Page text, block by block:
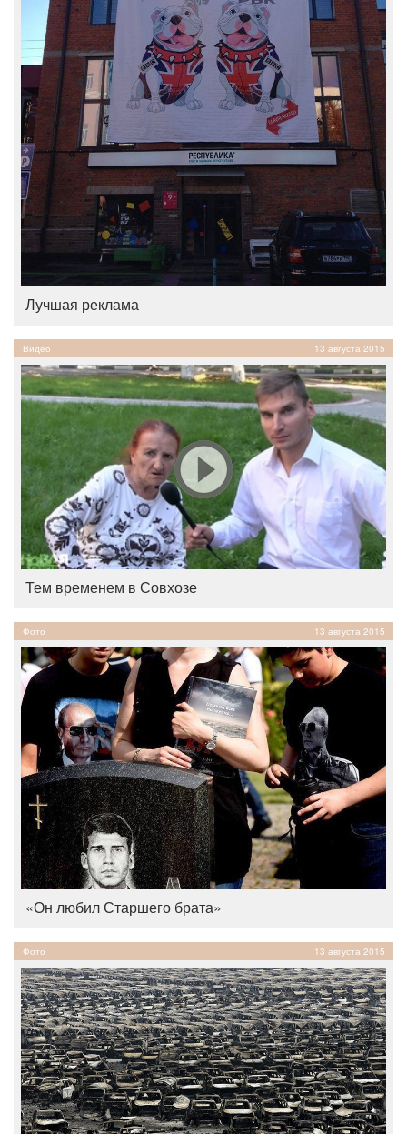
Лучшая реклама
Видео 13 августа 2015
Тем временем в Совхозе
Фото 13 августа 2015
«Он любил Старшего брата»
Фото 13 августа 2015